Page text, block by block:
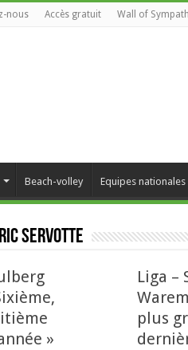
nous Accès gratuit Wall of
Beach-volley Equipes nationales
Servotte
»
Liga –
plus